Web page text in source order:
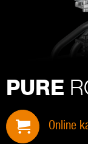
PURE
Online